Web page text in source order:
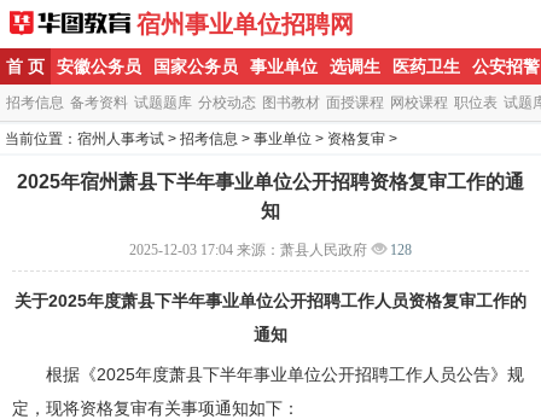
宿州事业单位招聘网
首 页 安徽公务员 国家公务员 事业单位 选调生 医药卫生 公安招警
招考信息 备考资料 试题题库 分校动态 图书教材 面授课程 网校课程 职位表 试题
当前位置：宿州人事考试 >招考信息 >事业单位 > 资格复审 >
2025年宿州萧县下半年事业单位公开招聘资格复审工作的通
知
2025-12-03 17:04 来源：萧县人民政府 128
关于2025年度萧县下半年事业单位公开招聘工作人员资格复审工作的
通知
根据《2025年度萧县下半年事业单位公开招聘工作人员公告》规
定，现将资格复审有关事项通知如下：